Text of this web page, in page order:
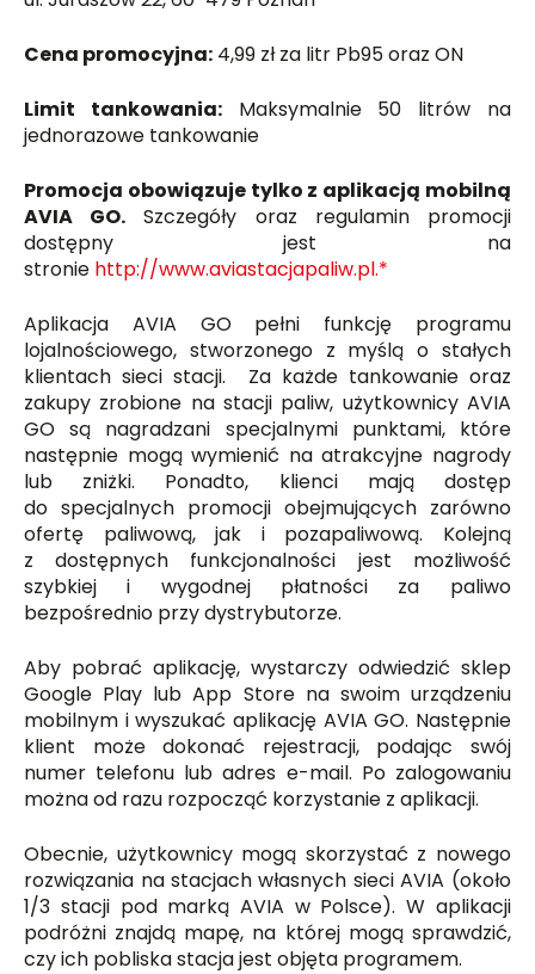
Cena promocyjna: 4,99 zł za litr Pb95 oraz ON
Limit tankowania:Maksymalnie 50 litrów na
jednorazowe tankowanie
Promocja obowiązuje tylko z aplikacją mobilną
AVIA GO. Szczegóły oraz regulamin promocji
dostępny jest na
stronie http://www.aviastacjapaliw.pl.*
Aplikacja AVIA GO pełni funkcję programu
lojalnościowego, stworzonego z myślą o stałych
klientach sieci stacji. Za każde tankowanie oraz
zakupy zrobione na stacji paliw, użytkownicy AVIA
GO są nagradzani specjalnymi punktami, które
następnie mogą wymienić na atrakcyjne nagrody
lub zniżki. Ponadto, klienci mają dostęp
do specjalnych promocji obejmujących zarówno
ofertę paliwową, jak i pozapaliwową. Kolejną
z dostępnych funkcjonalności jest możliwość
szybkiej i wygodnej płatności za paliwo
bezpośrednio przy dystrybutorze.
Aby pobrać aplikację, wystarczy odwiedzić sklep
Google Play lub App Store na swoim urządzeniu
mobilnym i wyszukać aplikację AVIA GO. Następnie
klient może dokonać rejestracji, podając swój
numer telefonu lub adres e-mail. Po zalogowaniu
można od razu rozpocząć korzystanie z aplikacji.
Obecnie, użytkownicy mogą skorzystać z nowego
rozwiązania na stacjach własnych sieci AVIA (około
1/3 stacji pod marką AVIA w Polsce). W aplikacji
podróżni znajdą mapę, na której mogą sprawdzić,
czy ich pobliska stacja jest objęta programem.